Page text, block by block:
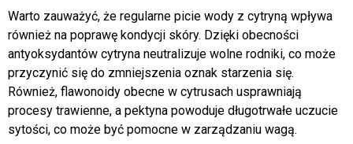
Warto zauważyć, że regularne picie wody z cytryną wpływa
również na poprawę kondycji skóry. Dzięki obecności
antyoksydantów cytryna neutralizuje wolne rodniki, co może
przyczynić się do zmniejszenia oznak starzenia się.
Również, flawonoidy obecne w cytrusach usprawniają
procesy trawienne, a pektyna powoduje długotrwałe uczucie
sytości, co może być pomocne w zarządzaniu wagą.